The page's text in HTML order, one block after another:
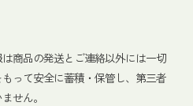
商品の発送とご連絡以外には一切
って安全に蓄積・保管し、第三者
せん。